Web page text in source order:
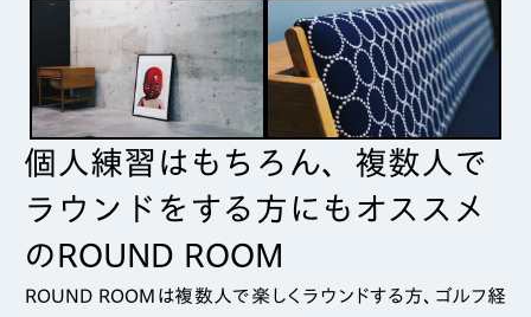
個人練習はもちろん、複数人で
ラウンドをする方にもオススメ
のROUND ROOM
ROUND ROOMは複数人で楽しくラウンドする方、ゴルフ経